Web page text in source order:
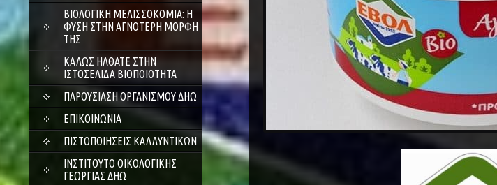
ΒΙΟΛΟΓΙΚΉ ΜΕΛΙΣΣΟΚΟΜΊΑ: Η
ΦΎΣΗ ΣΤΗΝ ΑΓΝΌΤΕΡΗ ΜΟΡΦΉ
ΤΗΣ
ΚΑΛΏΣ ΉΛΘΑΤΕ ΣΤΗΝ
ΙΣΤΟΣΕΛΊΔΑ ΒΙΟΠΟΙΌΤΗΤΑ
ΠΑΡΟΥΣΊΑΣΗ ΟΡΓΑΝΙΣΜΟΎ ΔΗΩ
ΕΠΙΚΟΙΝΩΝΊΑ
ΠΙΣΤΟΠΟΙΉΣΕΙΣ ΚΑΛΛΥΝΤΙΚΏΝ
ΙΝΣΤΙΤΟΎΤΟ ΟΙΚΟΛΟΓΙΚΉΣ
ΓΕΩΡΓΊΑΣ ΔΗΩ